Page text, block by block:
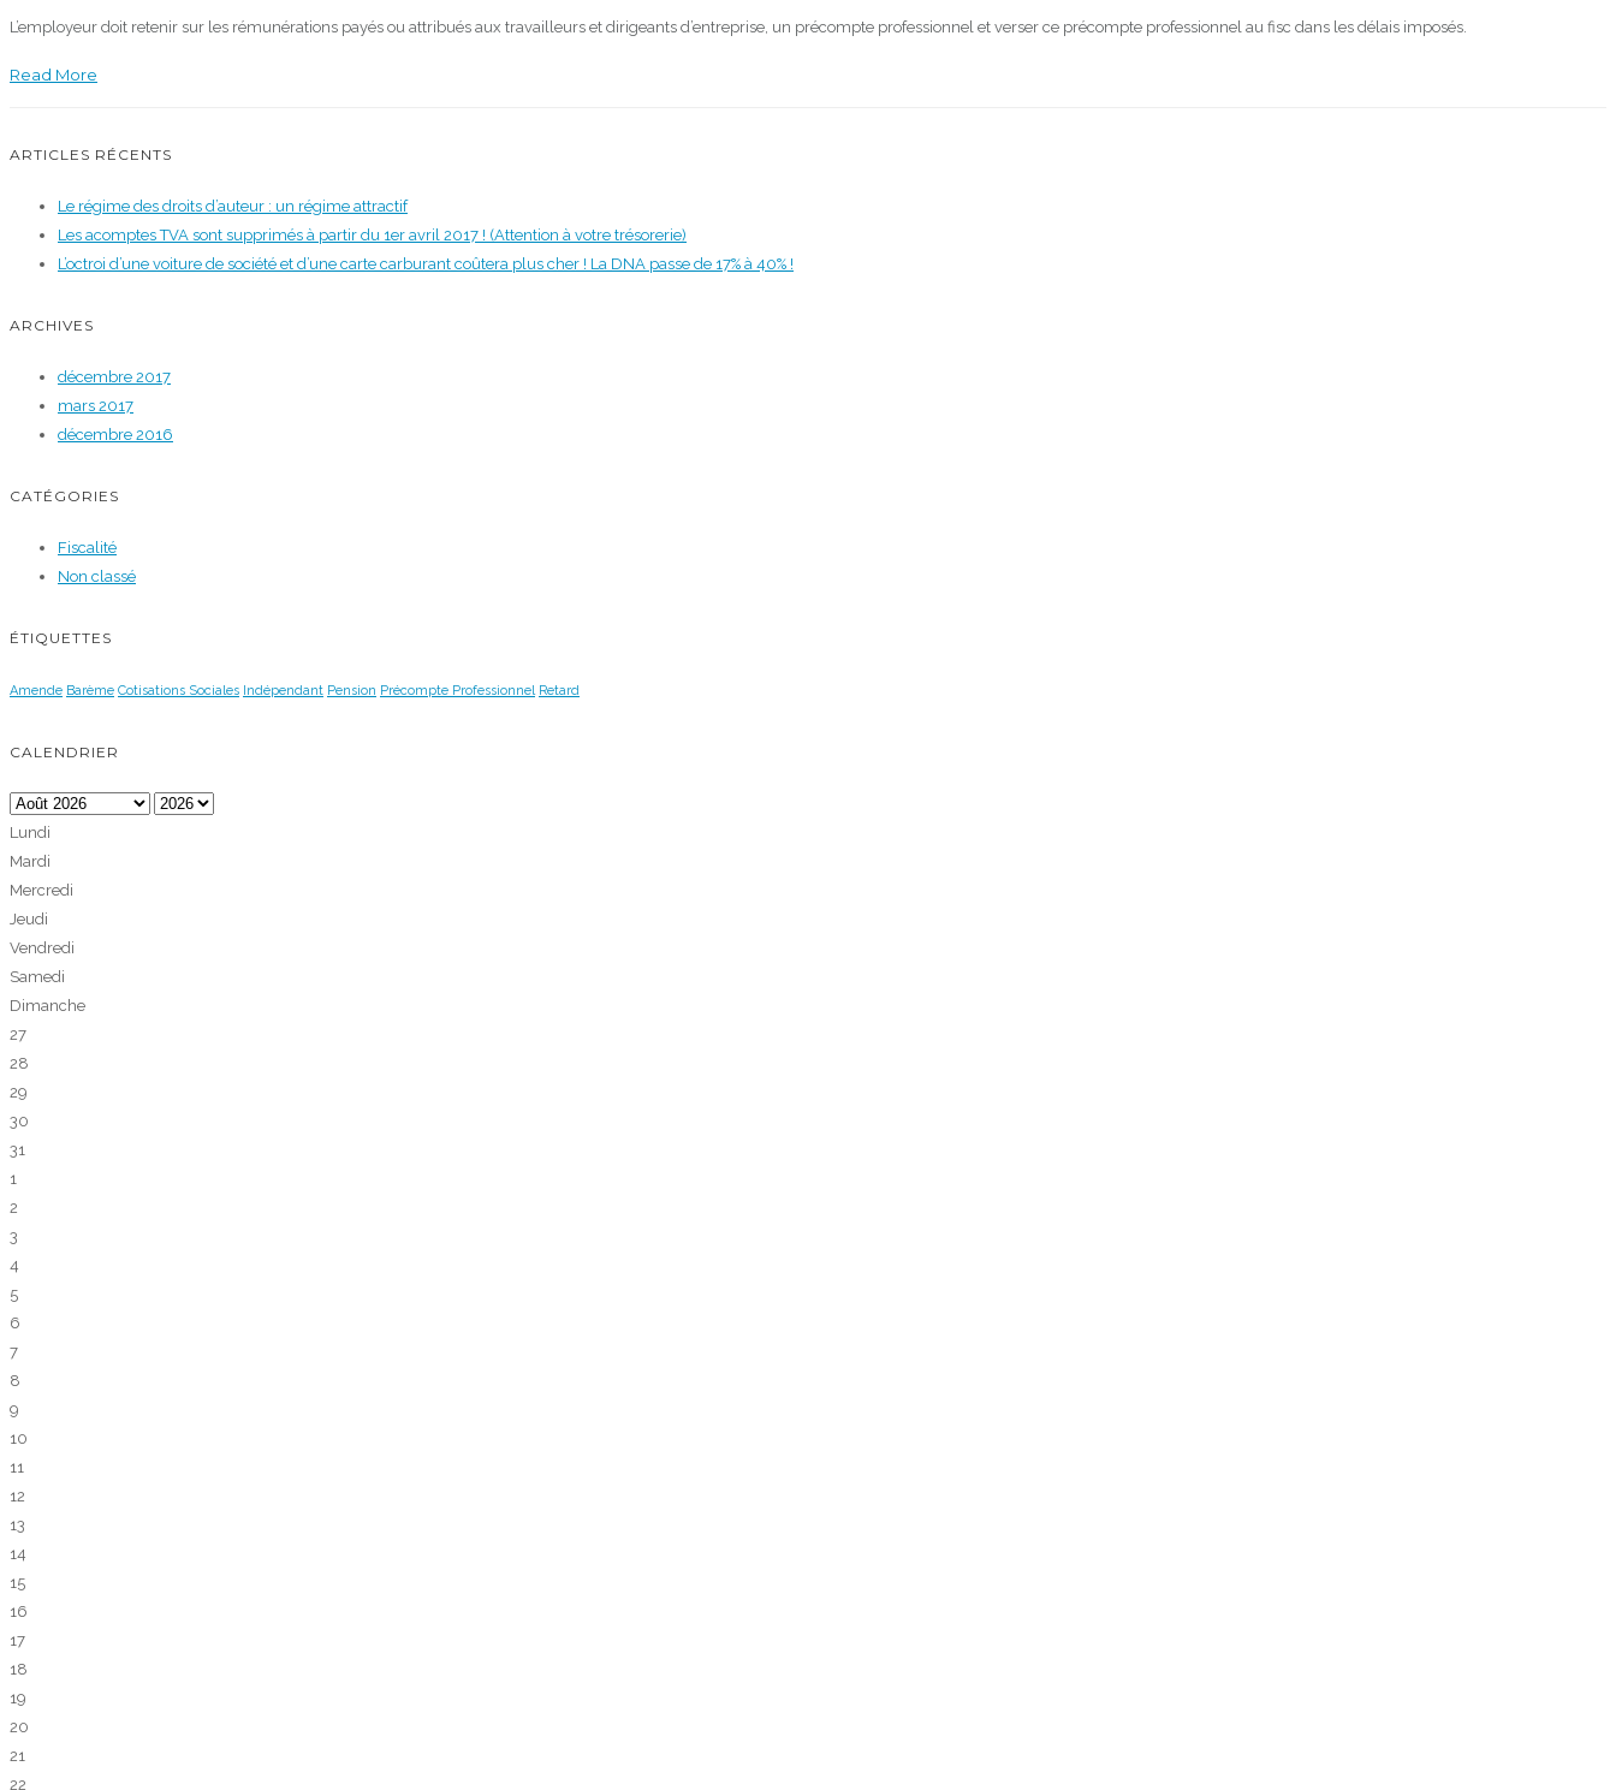
L’employeur doit retenir sur les rémunérations payés ou attribués aux travailleurs et dirigeants d’entreprise, un précompte professionnel et verser ce précompte professionnel au fisc dans les délais imposés.
Read More
ARTICLES RÉCENTS
Le régime des droits d’auteur : un régime attractif
Les acomptes TVA sont supprimés à partir du 1er avril 2017 ! (Attention à votre trésorerie)
L’octroi d’une voiture de société et d’une carte carburant coûtera plus cher ! La DNA passe de 17% à 40% !
ARCHIVES
décembre 2017
mars 2017
décembre 2016
CATÉGORIES
Fiscalité
Non classé
ÉTIQUETTES
Amende Barème Cotisations Sociales Indépendant Pension Précompte Professionnel Retard
CALENDRIER
Lundi
Mardi
Mercredi
Jeudi
Vendredi
Samedi
Dimanche
27
28
29
30
31
1
2
3
4
5
6
7
8
9
10
11
12
13
14
15
16
17
18
19
20
21
22